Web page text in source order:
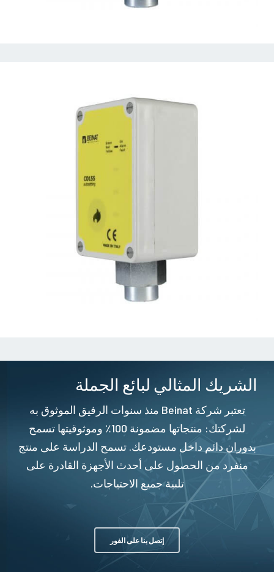
الشريك المثالي لبائع الجملة
تعتبر شركة Beinat منذ سنوات الرفيق الموثوق به
لشركتك: منتجاتها مضمونة 100٪ وموثوقيتها تسمح
بدوران دائم داخل مستودعك. تسمح الدراسة على منتج
منفرد من الحصول على أحدث الأجهزة القادرة على
تلبية جميع الاحتياجات.
إتصل بنا على الفور